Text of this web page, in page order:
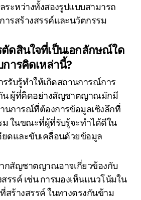
ระหว่างทั้งสองรูปแบบสามารถ
ารสร้างสรรค์และนวัตกรรม
ดสินใจที่เป็นเอกลักษณ์ใด
ารคิดเหล่านี้?
บรู้ทำให้เกิดสถานการณ์การ
น ผู้ที่คิดอย่างสัญชาตญาณมักมี
นการณ์ที่ต้องการข้อมูลเชิงลึกที่
ม ในขณะที่ผู้ที่รับรู้จะทำได้ดีใน
ยดและขับเคลื่อนด้วยข้อมูล
กสัญชาตญาณอาจเกี่ยวข้องกับ
รรค์ เช่น การมองเห็นแนวโน้มใน
สร้างสรรค์ ในทางตรงกันข้าม